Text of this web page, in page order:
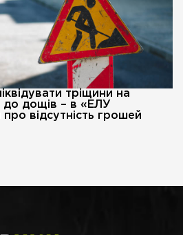
тріщини на
до дощів – в «ЕЛУ
відсутність грошей